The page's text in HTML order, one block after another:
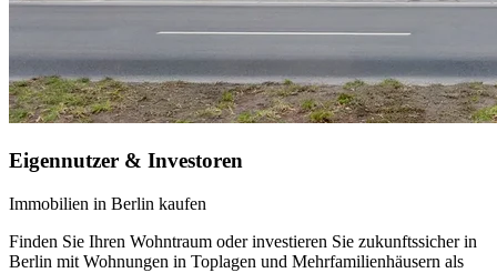
Eigennutzer & Investoren
Immobilien in Berlin kaufen
Finden Sie Ihren Wohntraum oder investieren Sie zukunftssicher in
Berlin mit Wohnungen in Toplagen und Mehrfamilienhäusern als